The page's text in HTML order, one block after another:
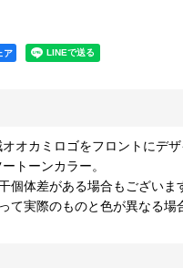
ア
オカミロゴをフロントにデザ
トーンカラー。
個体差がある場合もございま
て実際のものと色が異なる場